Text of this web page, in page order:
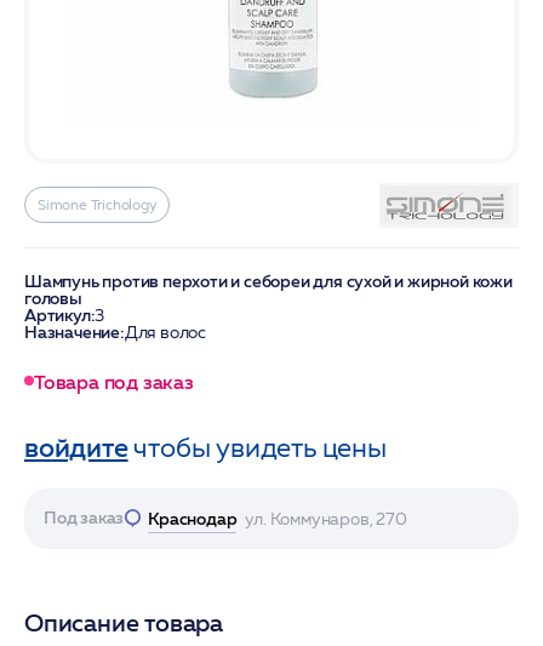
Simone Trichology
Шампунь против перхоти и себореи для сухой и жирной кожи
головы
Артикул:3
Назначение:Для волос
Товара под заказ
войдитечтобы увидеть цены
Под заказ Краснодар ул. Коммунаров, 270
Описание товара